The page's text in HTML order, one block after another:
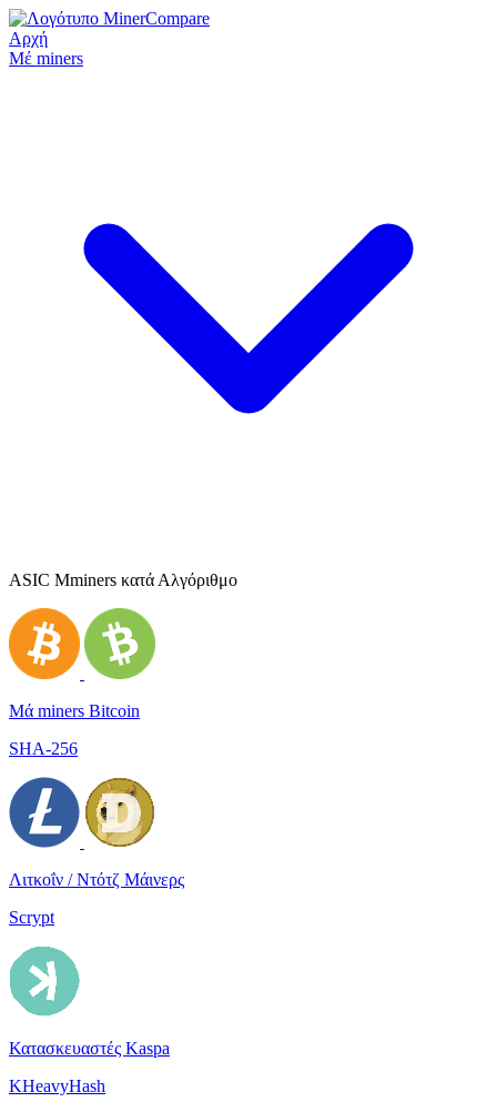
Αρχή
Μέ miners
ASIC Μminers κατά Αλγόριθμο
Μά miners Bitcoin
SHA-256
Λιτκοΐν / Ντότζ Μάινερς
Scrypt
Κατασκευαστές Kaspa
KHeavyHash